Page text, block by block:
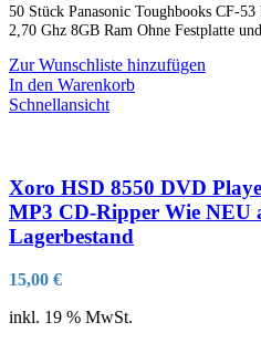
50 Stück Panasonic Toughbooks CF-
2,70 Ghz 8GB Ram Ohne Festplatte
Zur Wunschliste hinzufügen
In den Warenkorb
Schnellansicht
Xoro HSD 8550 DVD
MP3 CD-Ripper Wie NEU
Lagerbestand
15,00 €
inkl. 19 % MwSt.